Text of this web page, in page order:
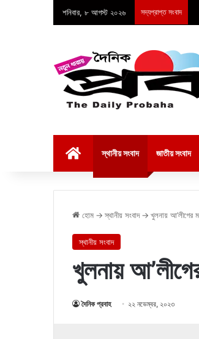
শনিবার, ৮ আগস্ট ২০২৬ সদ্যপ্রাপ্ত সংবাদ
স্থানীয় সংবাদ জাতীয় সংবাদ
হোম → স্থানীয় সংবাদ → খুলনায় আ’লীগের
স্থানীয় সংবাদ
খুলনায়
দৈনিক প্রবাহ ২২ নভেম্বর, ২০২৩